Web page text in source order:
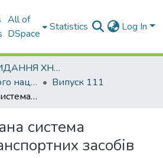
All of
DSpace
Statistics Log In
НАУКОВІ ВИДАННЯ ХНАДУ
Вісник Харківського національного автомобільно-дорожнього університету / Вестник Харьковского национального автомобильно-дорожного университета
Випуск 111
Автоматизована система контролю транспортних засобів
система
засобів